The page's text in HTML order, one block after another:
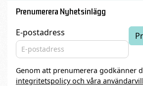
Prenumerera Nyhetsinlägg
E-postadress
Genom att prenumerera godkänner
integritetspolicy och våra